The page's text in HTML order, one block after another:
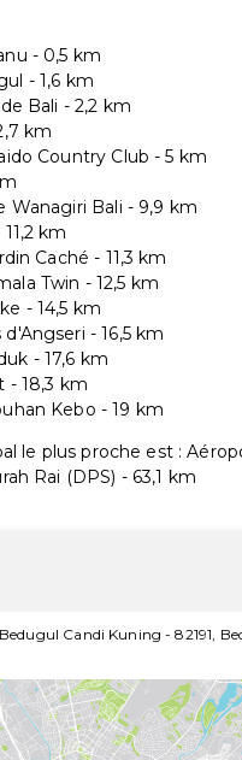
- 0,5 km
- 1,6 km
Bali - 2,2 km
km
Country Club - 5 km
Wanagiri Bali - 9,9 km
km
Caché - 11,3 km
Twin - 12,5 km
- 14,5 km
- 16,5 km
- 17,6 km
- 18,3 km
Kebo - 19 km
le plus proche est :
Rai (DPS) - 63,1 km
Candi Kuning -82191,